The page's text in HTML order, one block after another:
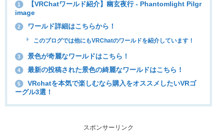
1
【VRChatワールド紹介】幽玄夜行 - Phantomlight Pilgr
image
2 ワールド詳細はこちらから！
このブログでは他にもVRChatのワールドを紹介しています！
3 景色が奇麗なワールドはこちら！
4 最新の投稿された景色の綺麗なワールドはこちら！
5
VRchatを本気で楽しむなら購入をオススメしたいVRゴ
ーグル3選！
スポンサーリンク